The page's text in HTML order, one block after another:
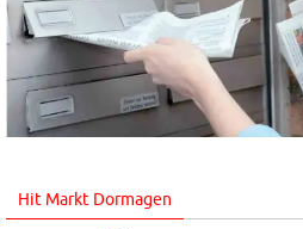
Hit Markt Dormagen